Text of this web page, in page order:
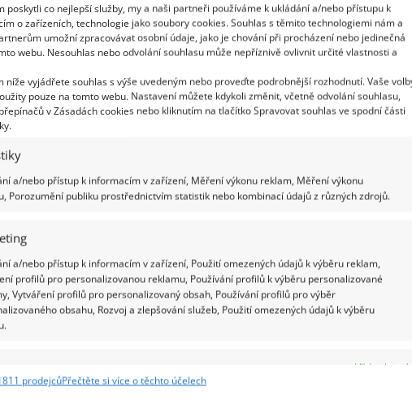
poskytli co nejlepší služby, my a naši partneři používáme k ukládání a/nebo přístupu k
o zařízeních, technologie jako soubory cookies. Souhlas s těmito technologiemi nám a
umožní zpracovávat osobní údaje, jako je chování při procházení nebo jedinečná
webu. Nesouhlas nebo odvolání souhlasu může nepříznivě ovlivnit určité vlastnosti a
níže vyjádřete souhlas s výše uvedeným nebo proveďte podrobnější rozhodnutí. Vaše
pouze na tomto webu. Nastavení můžete kdykoli změnit, včetně odvolání souhlasu,
v Zásadách cookies nebo kliknutím na tlačítko Spravovat souhlas ve spodní části
a/nebo přístup k informacím v zařízení, Měření výkonu reklam, Měření výkonu
Porozumění publiku prostřednictvím statistik nebo kombinací údajů z různých zdrojů.
a/nebo přístup k informacím v zařízení, Použití omezených údajů k výběru reklam,
profilů pro personalizovanou reklamu, Používání profilů k výběru personalizované
Vytváření profilů pro personalizovaný obsah, Používání profilů pro výběr
obsahu, Rozvoj a zlepšování služeb, Použití omezených údajů k výběru
Vždy aktivní
prodejcůPřečtěte si více o těchto účelech
kytkám, smíchejte 2 lžíce octa a 1 lžičku cukru s
Vodu vyměňujte co 3 dny.
insekticidů. Pokud máte na zahradě mravence,
do rozprašovače a hurá do boje. Totéž platí o
mravencích v domácnosti.